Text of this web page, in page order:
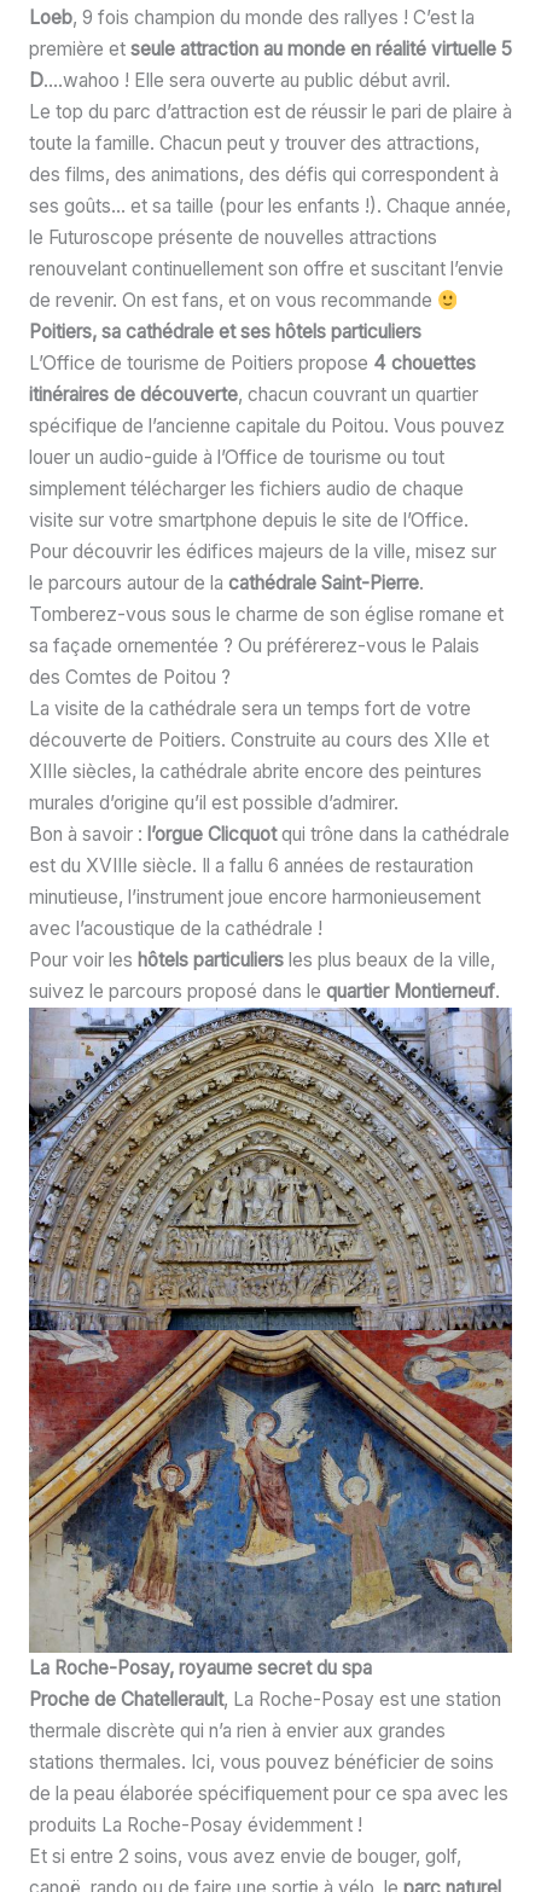
Loeb, 9 fois champion du monde des rallyes ! C’est la
première et seule attraction au monde en réalité virtuelle 5
D….wahoo ! Elle sera ouverte au public début avril.
Le top du parc d’attraction est de réussir le pari de plaire à
toute la famille. Chacun peut y trouver des attractions,
des films, des animations, des défis qui correspondent à
ses goûts… et sa taille (pour les enfants !). Chaque année,
le Futuroscope présente de nouvelles attractions
renouvelant continuellement son offre et suscitant l’envie
de revenir. On est fans, et on vous recommande
Poitiers, sa cathédrale et ses hôtels particuliers
L’Office de tourisme de Poitiers propose 4 chouettes
itinéraires de découverte, chacun couvrant un quartier
spécifique de l’ancienne capitale du Poitou. Vous pouvez
louer un audio-guide à l’Office de tourisme ou tout
simplement télécharger les fichiers audio de chaque
visite sur votre smartphone depuis le site de l’Office.
Pour découvrir les édifices majeurs de la ville, misez sur
le parcours autour de la cathédrale Saint-Pierre.
Tomberez-vous sous le charme de son église romane et
sa façade ornementée ? Ou préférerez-vous le Palais
des Comtes de Poitou ?
La visite de la cathédrale sera un temps fort de votre
découverte de Poitiers. Construite au cours des XIIe et
XIIIe siècles, la cathédrale abrite encore des peintures
murales d’origine qu’il est possible d’admirer.
Bon à savoir : l’orgue Clicquotqui trône dans la cathédrale
est du XVIIIe siècle. Il a fallu 6 années de restauration
minutieuse, l’instrument joue encore harmonieusement
avec l’acoustique de la cathédrale !
Pour voir les hôtels particuliersles plus beaux de la ville,
suivez le parcours proposé dans le quartier Montierneuf.
La Roche-Posay, royaume secret du spa
Proche de Chatellerault, La Roche-Posay est une station
thermale discrète qui n’a rien à envier aux grandes
stations thermales. Ici, vous pouvez bénéficier de soins
de la peau élaborée spécifiquement pour ce spa avec les
produits La Roche-Posay évidemment !
Et si entre 2 soins, vous avez envie de bouger, golf,